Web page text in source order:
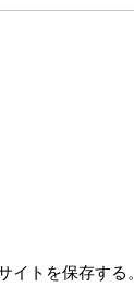
トを保存する。